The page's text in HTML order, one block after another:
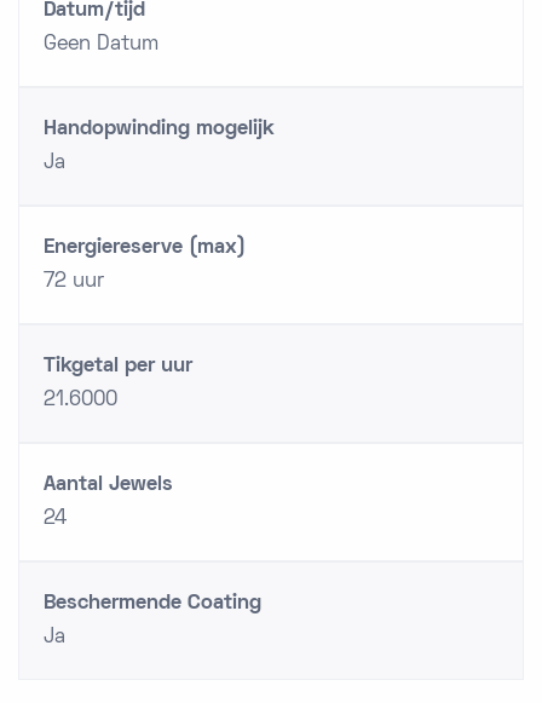
Datum/tijd
Geen Datum
Handopwinding mogelijk
Ja
Energiereserve (max)
72 uur
Tikgetal per uur
21.6000
Aantal Jewels
24
Beschermende Coating
Ja